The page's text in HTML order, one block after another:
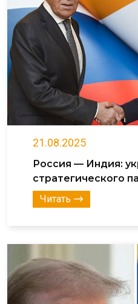
21.08.2025
Россия — Индия:
стратегического
Читать